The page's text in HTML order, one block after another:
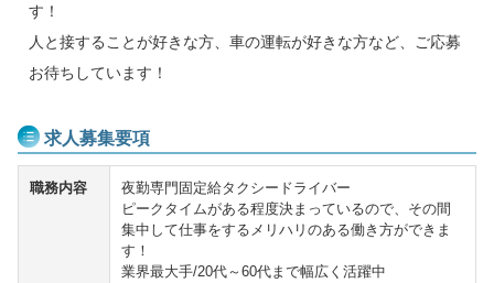
す！
人と接することが好きな方、車の運転が好きな方など、ご応募
お待ちしています！
求人募集要項
職務内容
夜勤専門固定給タクシードライバー
ピークタイムがある程度決まっているので、その間
集中して仕事をするメリハリのある働き方ができま
す！
業界最大手/20代～60代まで幅広く活躍中